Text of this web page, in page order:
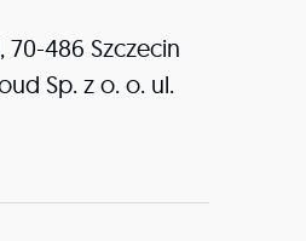
70-486 Szczecin
Sp. z o. o. ul.